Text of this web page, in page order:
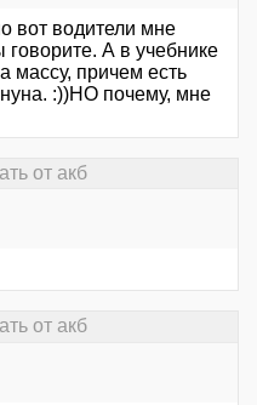
вот водители мне
А в учебнике
массу, причем есть
:))НО почему, мне
от акб
от акб